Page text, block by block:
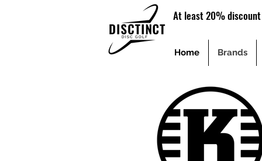
Home Brands
At least 20%